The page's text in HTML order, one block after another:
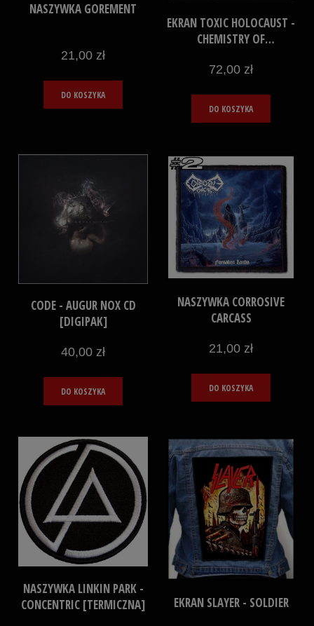
NASZYWKA GOREMENT
21,00 zł
DO KOSZYKA
EKRAN TOXIC HOLOCAUST -
CHEMISTRY OF
72,00 zł
DO KOSZYKA
CODE - AUGUR NOX CD
[DIGIPAK]
40,00 zł
DO KOSZYKA
NASZYWKA CORROSIVE
CARCASS
21,00 zł
DO KOSZYKA
NASZYWKA LINKIN PARK -
CONCENTRIC [TERMICZNA]
EKRAN SLAYER - SOLDIER